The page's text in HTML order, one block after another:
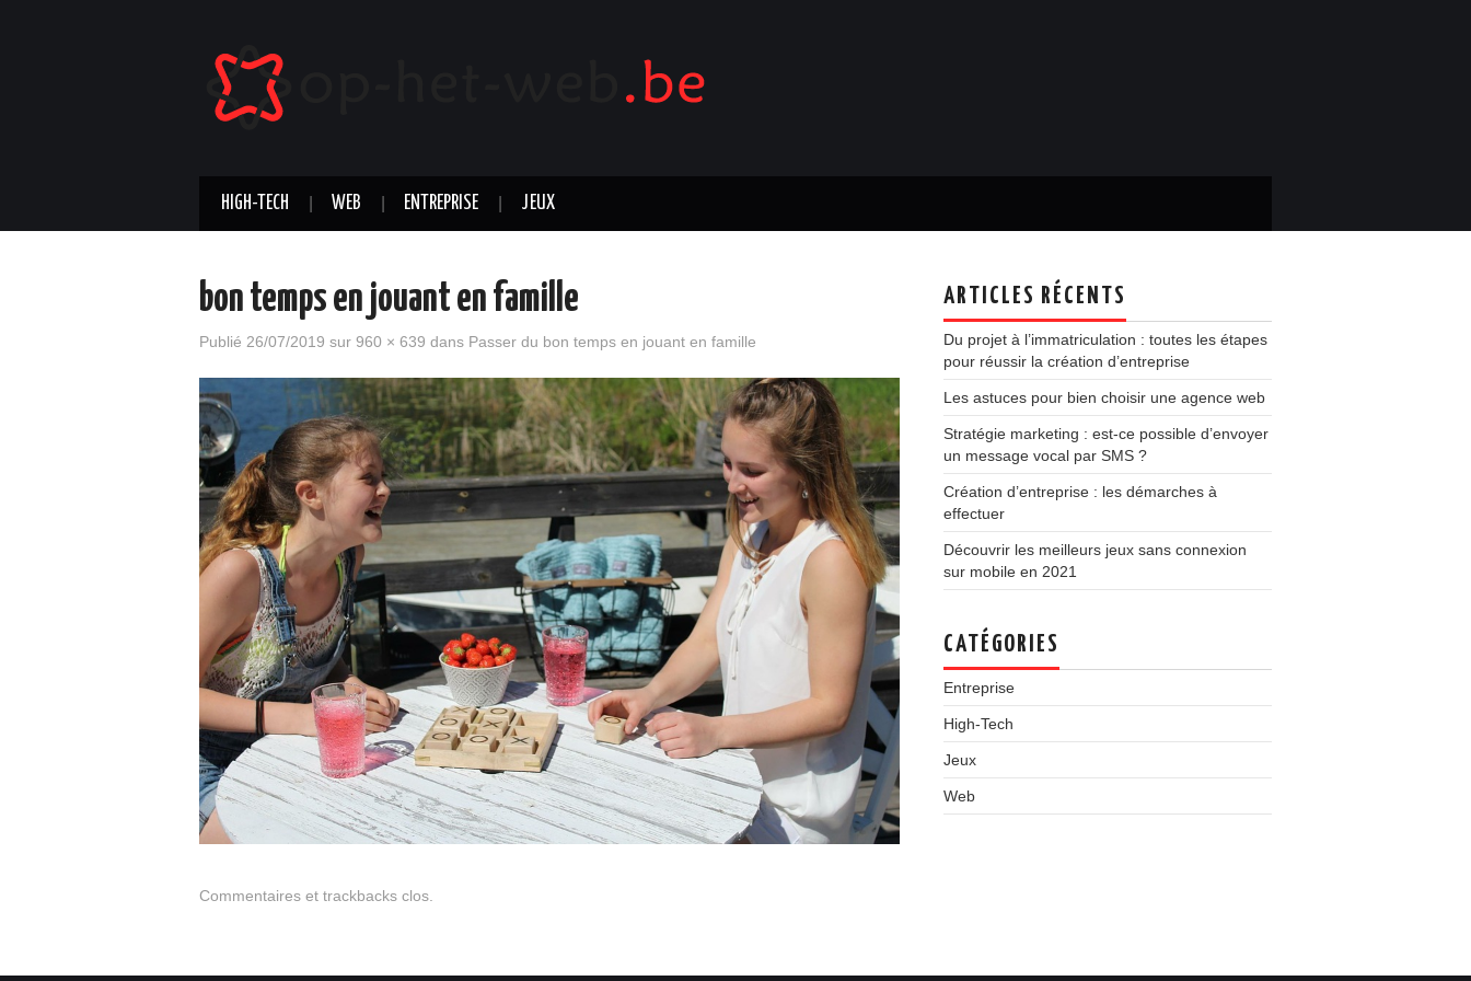
HIGH-TECH WEB ENTREPRISE JEUX
bon temps en jouant en famille
Publié 26/07/2019 sur 960 × 639 dans Passer du bon temps en jouant en famille
Commentaires et trackbacks clos.
ARTICLES RÉCENTS
Du projet à l’immatriculation : toutes les étapes
pour réussir la création d’entreprise
Les astuces pour bien choisir une agence web
Stratégie marketing : est-ce possible d’envoyer
un message vocal par SMS ?
Création d’entreprise : les démarches à
effectuer
Découvrir les meilleurs jeux sans connexion
sur mobile en 2021
CATÉGORIES
Entreprise
High-Tech
Jeux
Web